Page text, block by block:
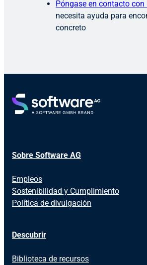
Póngase en contacto
necesita ayuda para
concreto
Sobre Software AG
Empleos
Sostenibilidad y Cumplimiento
Política de divulgación
Descubrir
Biblioteca de recursos